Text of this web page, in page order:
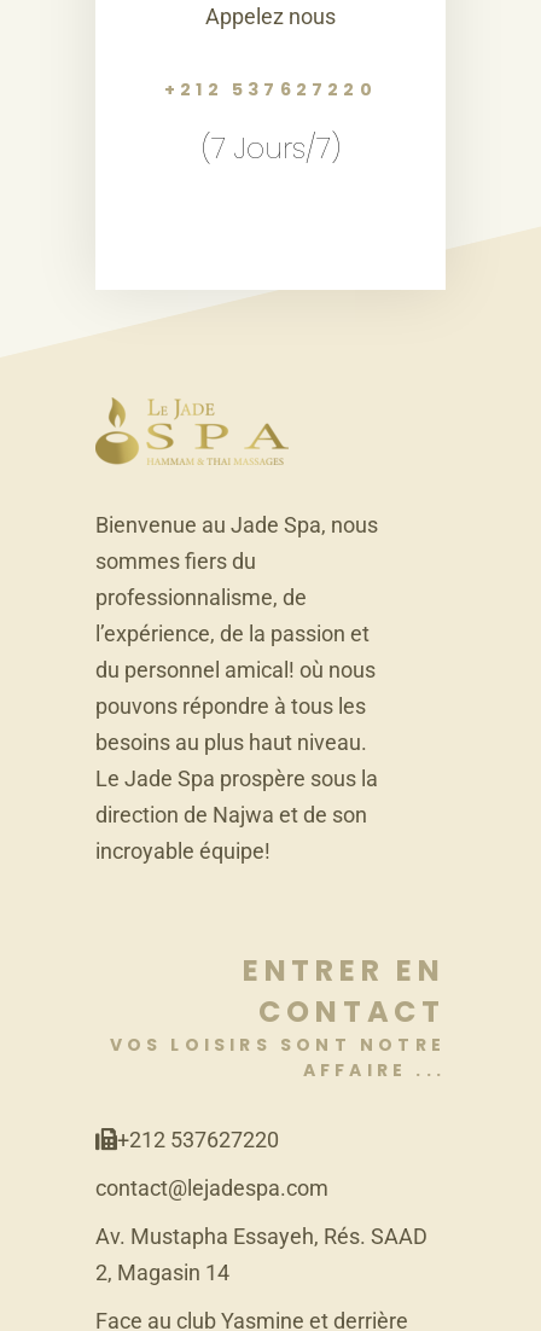
Appelez nous
+212 537627220
(7 Jours/7)
Bienvenue au Jade Spa, nous
sommes fiers du
professionnalisme, de
l’expérience, de la passion et
du personnel amical! où nous
pouvons répondre à tous les
besoins au plus haut niveau.
Le Jade Spa prospère sous la
direction de Najwa et de son
incroyable équipe!
ENTRER EN
CONTACT
VOS LOISIRS SONT NOTRE
AFFAIRE ...
+212 537627220
contact@lejadespa.com
Av. Mustapha Essayeh, Rés. SAAD
2, Magasin 14
Face au club Yasmine et derrière